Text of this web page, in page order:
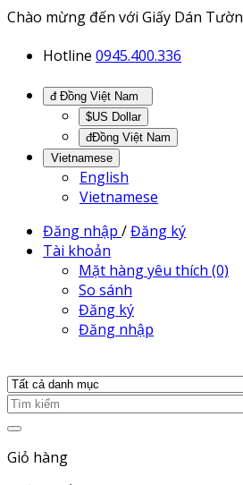
Chào mừng đến với Giấy Dán
Hotline 0945.400.336
$US Dollar
đĐồng Việt Nam
Vietnamese
English
Vietnamese
Đăng nhập /Đăng ký
Tài khoản
Mặt hàng yêu thích (0)
So sánh
Đăng ký
Đăng nhập
Giỏ hàng